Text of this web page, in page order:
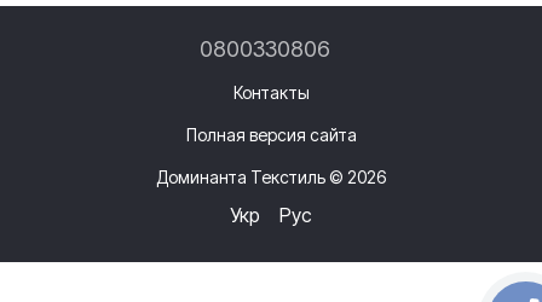
0800330806
Контакты
Полная версия сайта
Доминанта Текстиль © 2026
Укр Рус